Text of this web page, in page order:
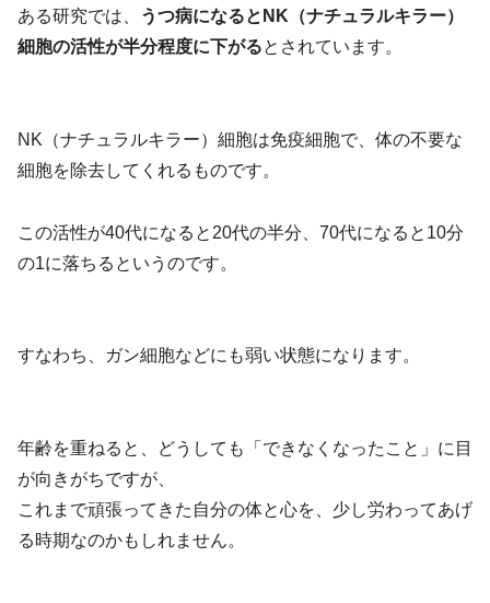
ある研究では、
うつ病になるとNK（ナチュラルキラー）
細胞の活性が半分程度に下がるとされています。
NK（ナチュラルキラー）細胞は免疫細胞で、体の不要な
細胞を除去してくれるものです。
この活性が40代になると20代の半分、70代になると10分
の1に落ちるというのです。
すなわち、ガン細胞などにも弱い状態になります。
年齢を重ねると、どうしても「できなくなったこと」に目
が向きがちですが、
これまで頑張ってきた自分の体と心を、少し労わってあげ
る時期なのかもしれません。